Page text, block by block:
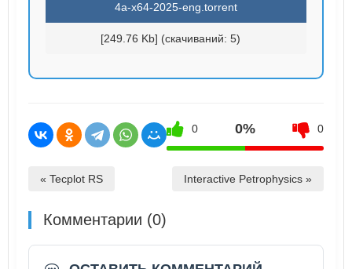
4a-x64-2025-eng.torrent
[249.76 Kb] (cкачиваний: 5)
0 0% 0
« Tecplot RS Interactive Petrophysics »
Комментарии (0)